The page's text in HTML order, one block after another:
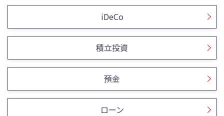
iDeCo
積立投資
預金
ローン